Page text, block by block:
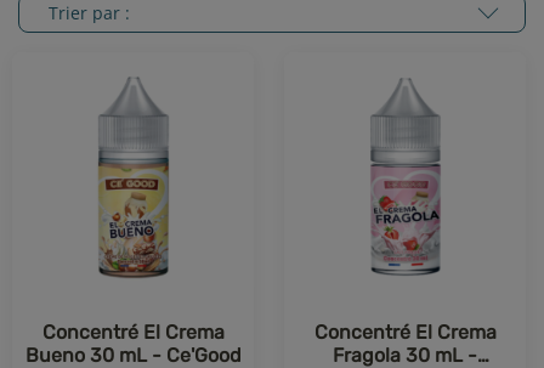
Trier par :
Concentré El Crema
Bueno 30 mL - Ce'Good
Concentré El Crema
Fragola 30 mL -